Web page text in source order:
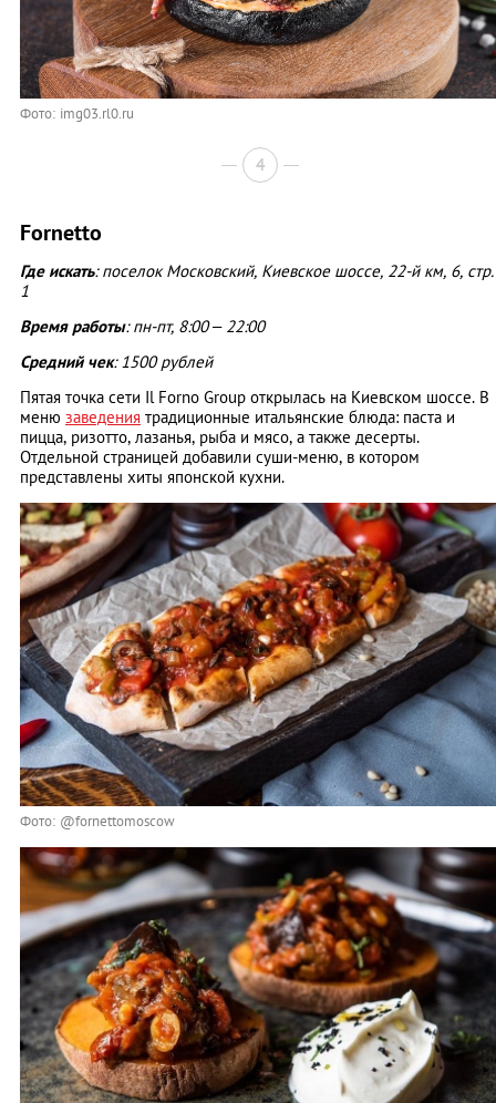
Фото: img03.rl0.ru
4
Fornetto
Где искать: поселок Московский, Киевское шоссе, 22-й км, 6, стр.
1
Время работы: пн-пт, 8:00 – 22:00
Средний чек: 1500 рублей
Пятая точка сети Il Forno Group открылась на Киевском шоссе. В
меню заведения традиционные итальянские блюда: паста и
пицца, ризотто, лазанья, рыба и мясо, а также десерты.
Отдельной страницей добавили суши-меню, в котором
представлены хиты японской кухни.
Фото: @fornettomoscow